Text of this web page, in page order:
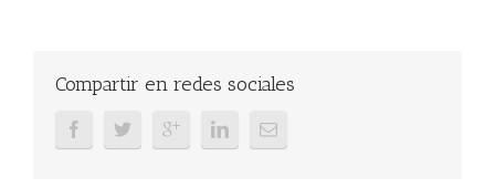
Compartir en redes sociales